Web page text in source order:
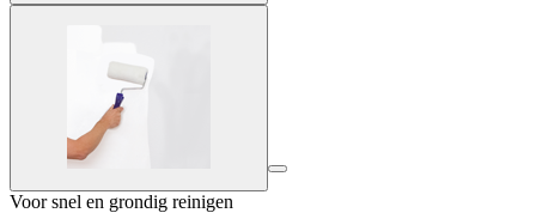
Voor snel en grondig reinigen